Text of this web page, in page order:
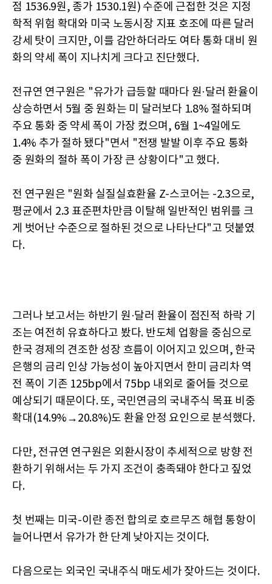
점 1536.9원, 종가 1530.1원) 수준에 근접한 것은 지정
학적 위험 확대와 미국 노동시장 지표 호조에 따른 달러
강세 탓이 크지만, 이를 감안하더라도 여타 통화 대비 원
화의 약세 폭이 지나치게 크다고 진단했다.
전규연 연구원은 "유가가 급등할 때마다 원·달러 환율이
상승하면서 5월 중 원화는 미 달러보다 1.8% 절하되며
주요 통화 중 약세 폭이 가장 컸으며, 6월 1~4일에도
1.4% 추가 절하 됐다"면서 "전쟁 발발 이후 주요 통화
중 원화의 절하 폭이 가장 큰 상황이다"고 했다.
전 연구원은 "원화 실질실효환율 Z-스코어는 -2.3으로,
평균에서 2.3 표준편차만큼 이탈해 일반적인 범위를 크
게 벗어난 수준으로 절하된 것으로 나타난다"고 덧붙였
다.
그러나 보고서는 하반기 원·달러 환율이 점진적 하락 기
조는 여전히 유효하다고 봤다. 반도체 업황을 중심으로
한국 경제의 견조한 성장 흐름이 이어지고 있으며, 한국
은행의 금리 인상 가능성이 높아지면서 한미 금리차 역
전 폭이 기존 125bp에서 75bp 내외로 줄어들 것으로
예상되기 때문이다. 또, 국민연금의 국내주식 목표 비중
확대(14.9%→20.8%)도 환율 안정 요인으로 분석했다.
다만, 전규연 연구원은 외환시장이 추세적으로 방향 전
환하기 위해서는 두 가지 조건이 충족돼야 한다고 짚었
다.
첫 번째는 미국-이란 종전 합의로 호르무즈 해협 통항이
늘어나면서 유가가 한 단계 낮아지는 것이다.
다음으로는 외국인 국내주식 매도세가 잦아드는 것이다.